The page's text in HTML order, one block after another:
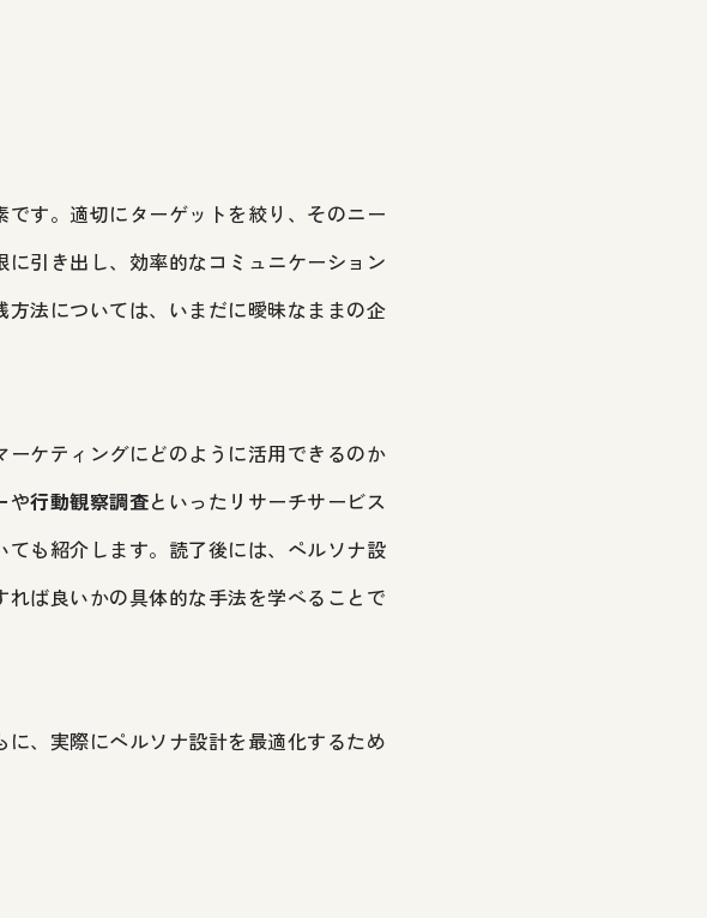
す。適切にターゲットを絞り、そのニー
引き出し、効率的なコミュニケーション
法については、いまだに曖昧なままの企
ケティングにどのように活用できるのか
や行動観察調査といったリサーチサービス
も紹介します。読了後には、ペルソナ設
ば良いかの具体的な手法を学べることで
、実際にペルソナ設計を最適化するため